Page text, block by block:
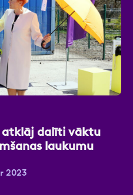
atklāj dalīti vāktu
laukumu
2023